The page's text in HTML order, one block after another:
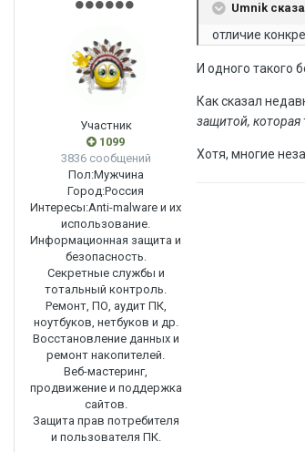
Участник
1099
3836 сообщений
Пол:Мужчина
Город:Россия
Интересы:Anti-malware и их
использование.
Информационная защита и
безопасность.
Секретные службы и
тотальный контроль.
Ремонт, ПО, аудит ПК,
ноутбуков, нетбуков и др.
Восстановление данных и
ремонт накопителей.
Веб-мастеринг,
продвижение и поддержка
сайтов.
Защита прав потребителя
и пользователя ПК.
Umnik
отличие
И одного такого
Как сказал
защитой,
Хотя, многие